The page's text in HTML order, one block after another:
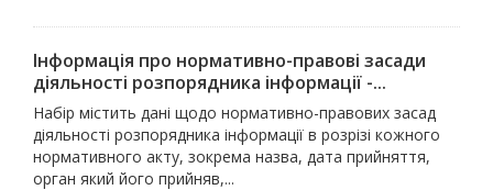
Інформація про нормативно-правові засади
діяльності розпорядника інформації -...
Набір містить дані щодо нормативно-правових засад
діяльності розпорядника інформації в розрізі кожного
нормативного акту, зокрема назва, дата прийняття,
орган який його прийняв,...